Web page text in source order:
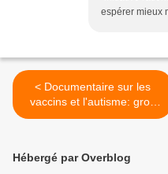
espérer mieux
< Documentaire sur les
vaccins et l'autisme: gros
revirement de l'acteur De
Hébergé par Overblog